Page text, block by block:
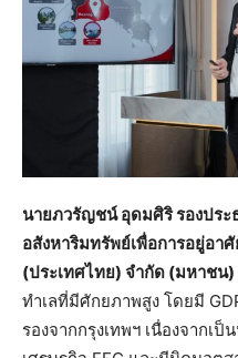
นายภวรัญชน์ อุดมศิริ รองประ
อสังหาริมทรัพย์เพื่อการอยู่อา
(ประเทศไทย) จำกัด (มหาชน)
ทำเลที่มีศักยภาพสูง โดยมี
รองจากกรุงเทพฯ เนื่องจากเ